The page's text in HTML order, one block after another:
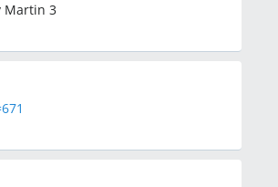
prijala 20, odmietla 29).
škôlky v Senci?
na stránke Fándlyho – 160
opatrovateľské centrum
Jasle Včielka), alebo dochádzať do
so stravou a 103 EUR
Martin 3